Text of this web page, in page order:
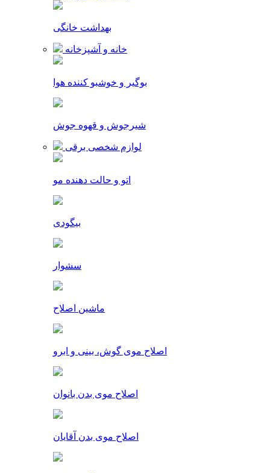
بهداشت خانگی
خانه و آشپزخانه
بوگیر و خوشبو کننده هوا
شیرجوش و قهوه جوش
لوازم شخصی برقی
اتو و حالت دهنده مو
بیگودی
سشوار
ماشین اصلاح
اصلاح موی گوش، بینی و ابرو
اصلاح موی بدن بانوان
اصلاح موی بدن آقایان